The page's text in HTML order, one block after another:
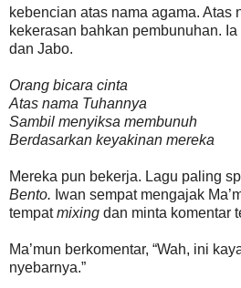
kebencian atas nama agama. Atas
kekerasan bahkan pembunuhan.
dan Jabo.
Orang bicara cinta
Atas nama Tuhannya
Sambil menyiksa membunuh
Berdasarkan keyakinan mereka
Mereka pun bekerja. Lagu paling
Bento. Iwan sempat mengajak
tempatmixing dan minta komentar
Ma’mun berkomentar, “Wah, ini
nyebarnya.”